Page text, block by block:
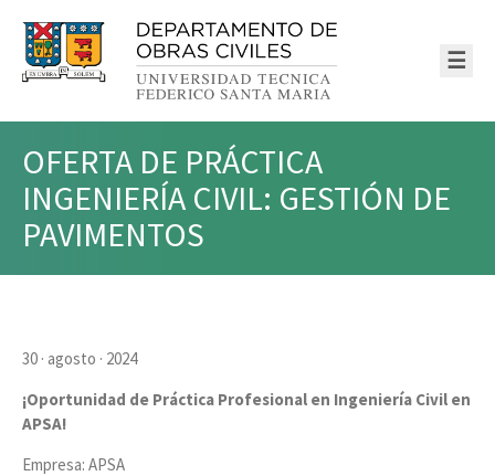
☰
OFERTA DE PRÁCTICA
INGENIERÍA CIVIL: GESTIÓN DE
PAVIMENTOS
30 · agosto · 2024
¡Oportunidad de Práctica Profesional en Ingeniería Civil en
APSA!
Empresa: APSA